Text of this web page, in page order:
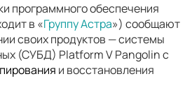
программного обеспечения
в «Группу Астра») сообщают
своих продуктов — системы
(СУБД) Platform V Pangolin с
и восстановления